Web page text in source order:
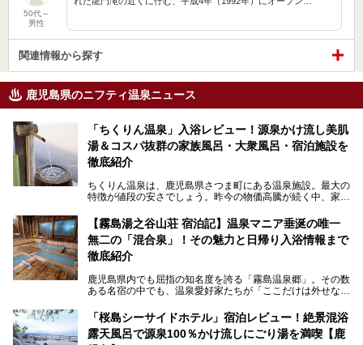
50代～
男性
関連情報から探す
鹿児島県のニフティ温泉ニュース
「ちくりん温泉」入浴レビュー！源泉かけ流し美肌
湯＆コスパ抜群の家族風呂・大衆風呂・宿泊施設を
徹底紹介
ちくりん温泉は、鹿児島県さつま町にある温泉施設。最大の
特徴が値段の安さでしょう。昨今の物価高騰が続く中、家族
4,000円～、と驚くべき価格を維持。
さらに、源泉100％かけ流しのツルツル美肌湯を堪能できる
点にも注目すべき。30年以上全国の温泉を巡った筆者の経
験上、穴場中の穴場と言っても決して過言ではありません。
今回は「ちくりん温泉」の家族風呂・大衆風呂・宿泊施設に
ついて、徹底レビューします！
【霧島湯之谷山荘 宿泊記】温泉マニア垂涎の唯一
無二の「混合泉」！その魅力と日帰り入浴情報まで
徹底紹介
鹿児島県内でも屈指の知名度を誇る「霧島温泉郷」。その数
ある名宿の中でも、温泉愛好家たちが「ここだけは外せな
山荘）」です。
最大の魅力は、ここでしか体験できない絶妙なバランスの
「桜島シーサイドホテル」宿泊レビュー！絶景混浴
露天風呂で源泉100％かけ流しにごり湯を満喫【鹿